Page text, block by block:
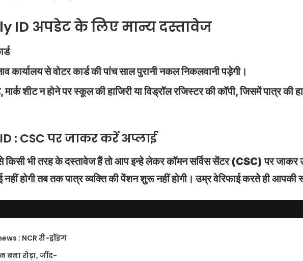
ID अपडेट के लिए मान्य दस्तावेज
कार्यालय से वोटर कार्ड की पांच साल पुरानी नकल निकलवानी पड़ेगी।
मार्क शीट न होने पर स्कूल की हाजिरी या विड्रॉल रजिस्टर की कॉपी, जिसमें पात्र की
: CSC पर जाकर करें अप्लाई
भी तरह के दस्तावेज हैं तो आप इन्हे लेकर कॉमन सर्विस सेंटर (CSC) पर
होगी तब तक पात्र व्यक्ति की पेंशन शुरू नहीं होगी। उम्र वेरिफाई करते ही आपकी
: NCR री-ड्रॉइंग
बना रोड़ा, जींद-